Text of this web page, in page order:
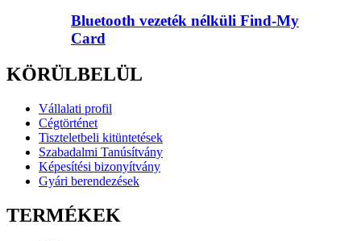
Bluetooth vezeték nélküli Find-My
Card
KÖRÜLBELÜL
Vállalati profil
Cégtörténet
Tiszteletbeli kitüntetések
Szabadalmi Tanúsítvány
Képesítési bizonyítvány
Gyári berendezések
TERMÉKEK